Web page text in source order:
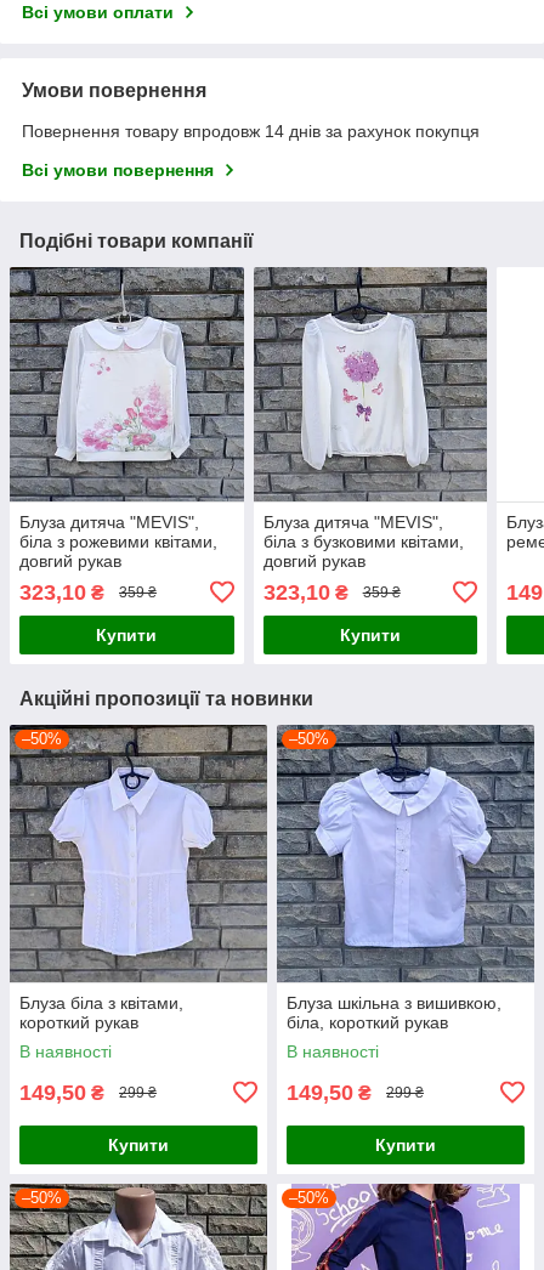
Всі умови оплати
Умови повернення
Повернення товару впродовж 14 днів за рахунок покупця
Всі умови повернення
Подібні товари компанії
Блуза дитяча "MEVIS",
біла з рожевими квітами,
довгий рукав
323,10 ₴ 359 ₴
Купити
Блуза дитяча "MEVIS",
біла з бузковими квітами,
довгий рукав
323,10₴ 359 ₴
Купити
Акційні пропозиції та новинки
–50%
Блуза біла з квітами,
короткий рукав
В наявності
149,50 ₴ 299 ₴
Купити
–50%
Блуза шкільна з вишивкою,
біла, короткий рукав
В наявності
149,50 ₴ 299 ₴
Купити
–50% –50%